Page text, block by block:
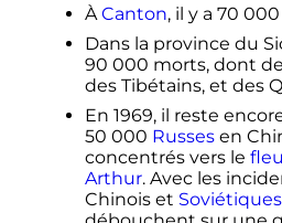
À Canton, il y a 70
Dans la province du
90 000 morts, dont
des Tibétains, et des
En 1969, il reste
50 000 Russesen
concentrés vers le
Arthur. Avec les
Chinois et Soviétiques